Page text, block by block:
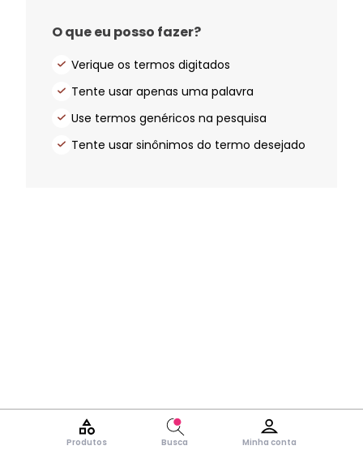
Produtos Busca Minha conta
O que eu posso fazer?
Verique os termos digitados
Tente usar apenas uma palavra
Use termos genéricos na pesquisa
Tente usar sinônimos do termo desejado